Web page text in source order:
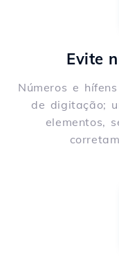
Evite
Números e
de digitação;
elementos,